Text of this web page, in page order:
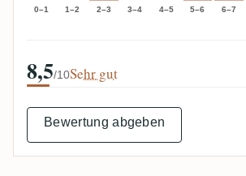
0–1 1–2 2–3 3–4 4–5 5–6 6–7
8,5/10Sehr gut
Bewertung abgeben